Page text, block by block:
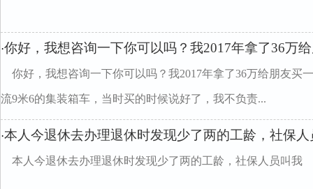
·你好，我想咨询一下你可以吗？我2017年拿了36万
你好，我想咨询一下你可以吗？我2017年拿了36万给朋友买
流9米6的集装箱车，当时买的时候说好了，我不负责...
·本人今退休去办理退休时发现少了两的工龄，社保人
本人今退休去办理退休时发现少了两的工龄，社保人员叫我